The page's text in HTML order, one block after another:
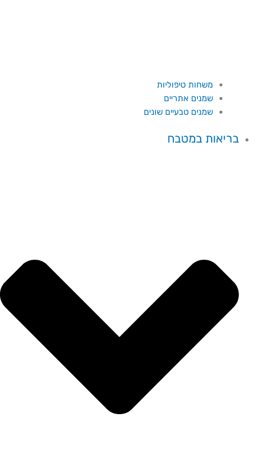
משחות טיפוליות
שמנים אתריים
שמנים טבעיים שונים
בריאות במטבח